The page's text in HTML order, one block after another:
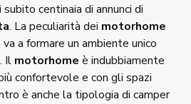
centinaia di annunci di
. La peculiarità dei motorhome
a formare un ambiente unico
Il motorhome è indubbiamente
confortevole e con gli spazi
è anche la tipologia di camper